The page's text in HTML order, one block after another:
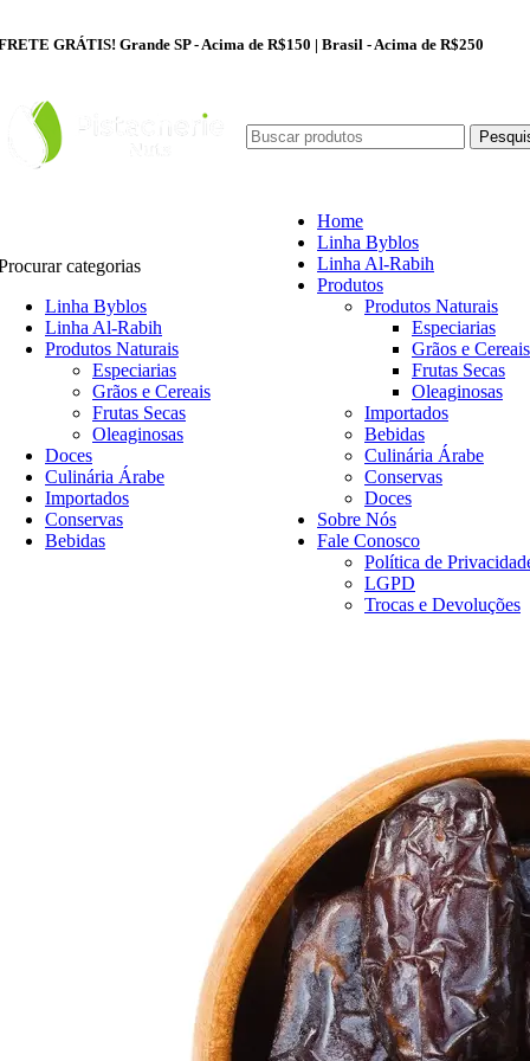
GRÁTIS! Grande SP - Acima de R$150 | Brasil - Acima de R$250
categorias
Linha Byblos
Linha Al-Rabih
Produtos Naturais
Especiarias
Grãos e Cereais
Frutas Secas
Oleaginosas
Doces
Culinária Árabe
Importados
Conservas
Bebidas
Home
Linha Byblos
Linha Al-Rabih
Produtos
Produtos Naturais
Especiarias
Grãos e Cereais
Frutas Secas
Oleaginosas
Importados
Bebidas
Culinária Árabe
Conservas
Doces
Sobre Nós
Fale Conosco
Política de
LGPD
Trocas e Devoluções